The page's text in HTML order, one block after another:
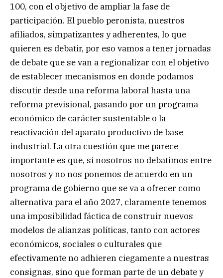
100, con el objetivo de ampliar la fase de
participación. El pueblo peronista, nuestros
afiliados, simpatizantes y adherentes, lo que
quieren es debatir, por eso vamos a tener jornadas
de debate que se van a regionalizar con el objetivo
de establecer mecanismos en donde podamos
discutir desde una reforma laboral hasta una
reforma previsional, pasando por un programa
económico de carácter sustentable o la
reactivación del aparato productivo de base
industrial. La otra cuestión que me parece
importante es que, si nosotros no debatimos entre
nosotros y no nos ponemos de acuerdo en un
programa de gobierno que se va a ofrecer como
alternativa para el año 2027, claramente tenemos
una imposibilidad fáctica de construir nuevos
modelos de alianzas políticas, tanto con actores
económicos, sociales o culturales que
efectivamente no adhieren ciegamente a nuestras
consignas, sino que forman parte de un debate y